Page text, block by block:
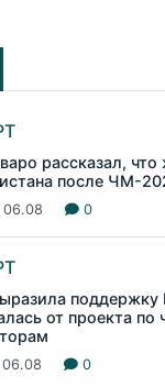
рассказал,
после ЧМ-
06.08 0
поддержку
от проекта по
06.08 0